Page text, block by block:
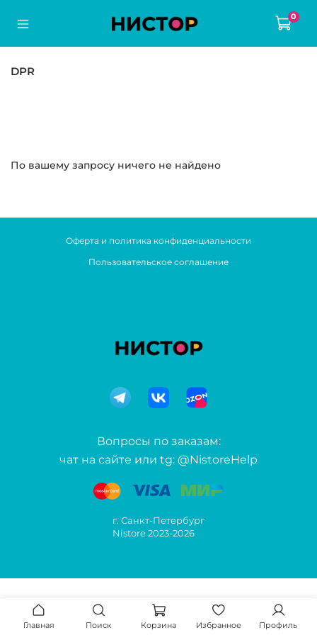
0
DPR
По вашему запросу ничего не найдено
Оферта и политика конфиденциальности
Пользовательское соглашение
Вопросы по заказам:
чат на сайте или tg: @NistoreHelp
г. Санкт-Петербург
Nistore 2023-2026
Главная Поиск Корзина Избранное Профиль